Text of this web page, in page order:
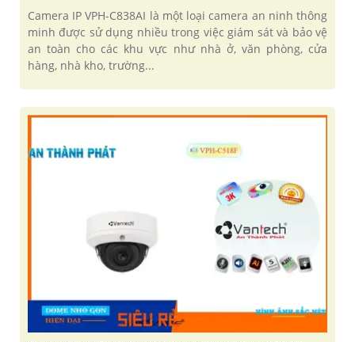
Camera IP VPH-C838AI là một loại camera an ninh thông
minh được sử dụng nhiều trong việc giám sát và bảo vệ
an toàn cho các khu vực như nhà ở, văn phòng, cửa
hàng, nhà kho, trường...